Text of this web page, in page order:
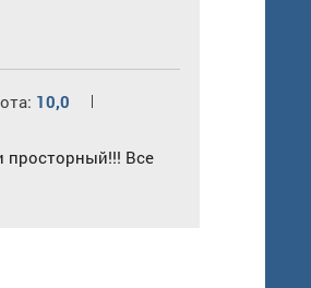
10,0
просторный!!! Все